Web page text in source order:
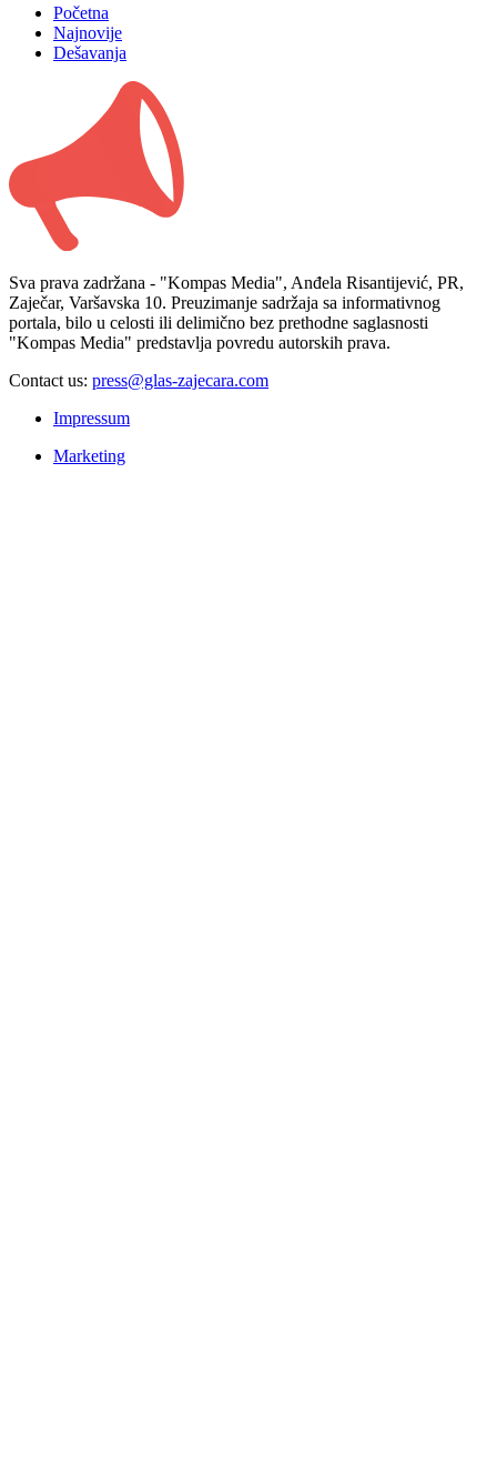
Početna
Najnovije
Dešavanja
Sva prava zadržana - "Kompas Media", Anđela Risantijević, PR,
Zaječar, Varšavska 10. Preuzimanje sadržaja sa informativnog
portala, bilo u celosti ili delimično bez prethodne saglasnosti
"Kompas Media" predstavlja povredu autorskih prava.
Contact us: press@glas-zajecara.com
Impressum
Marketing